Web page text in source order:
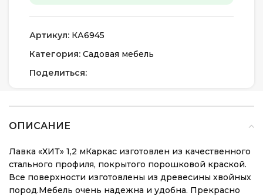
Артикул: КА6945
Категория: Садовая мебель
Поделиться:
ОПИСАНИЕ
Лавка «ХИТ» 1,2 мКаркас изготовлен из качественного
стального профиля, покрытого порошковой краской.
Все поверхности изготовлены из древесины хвойных
пород.Мебель очень надежна и удобна. Прекрасно